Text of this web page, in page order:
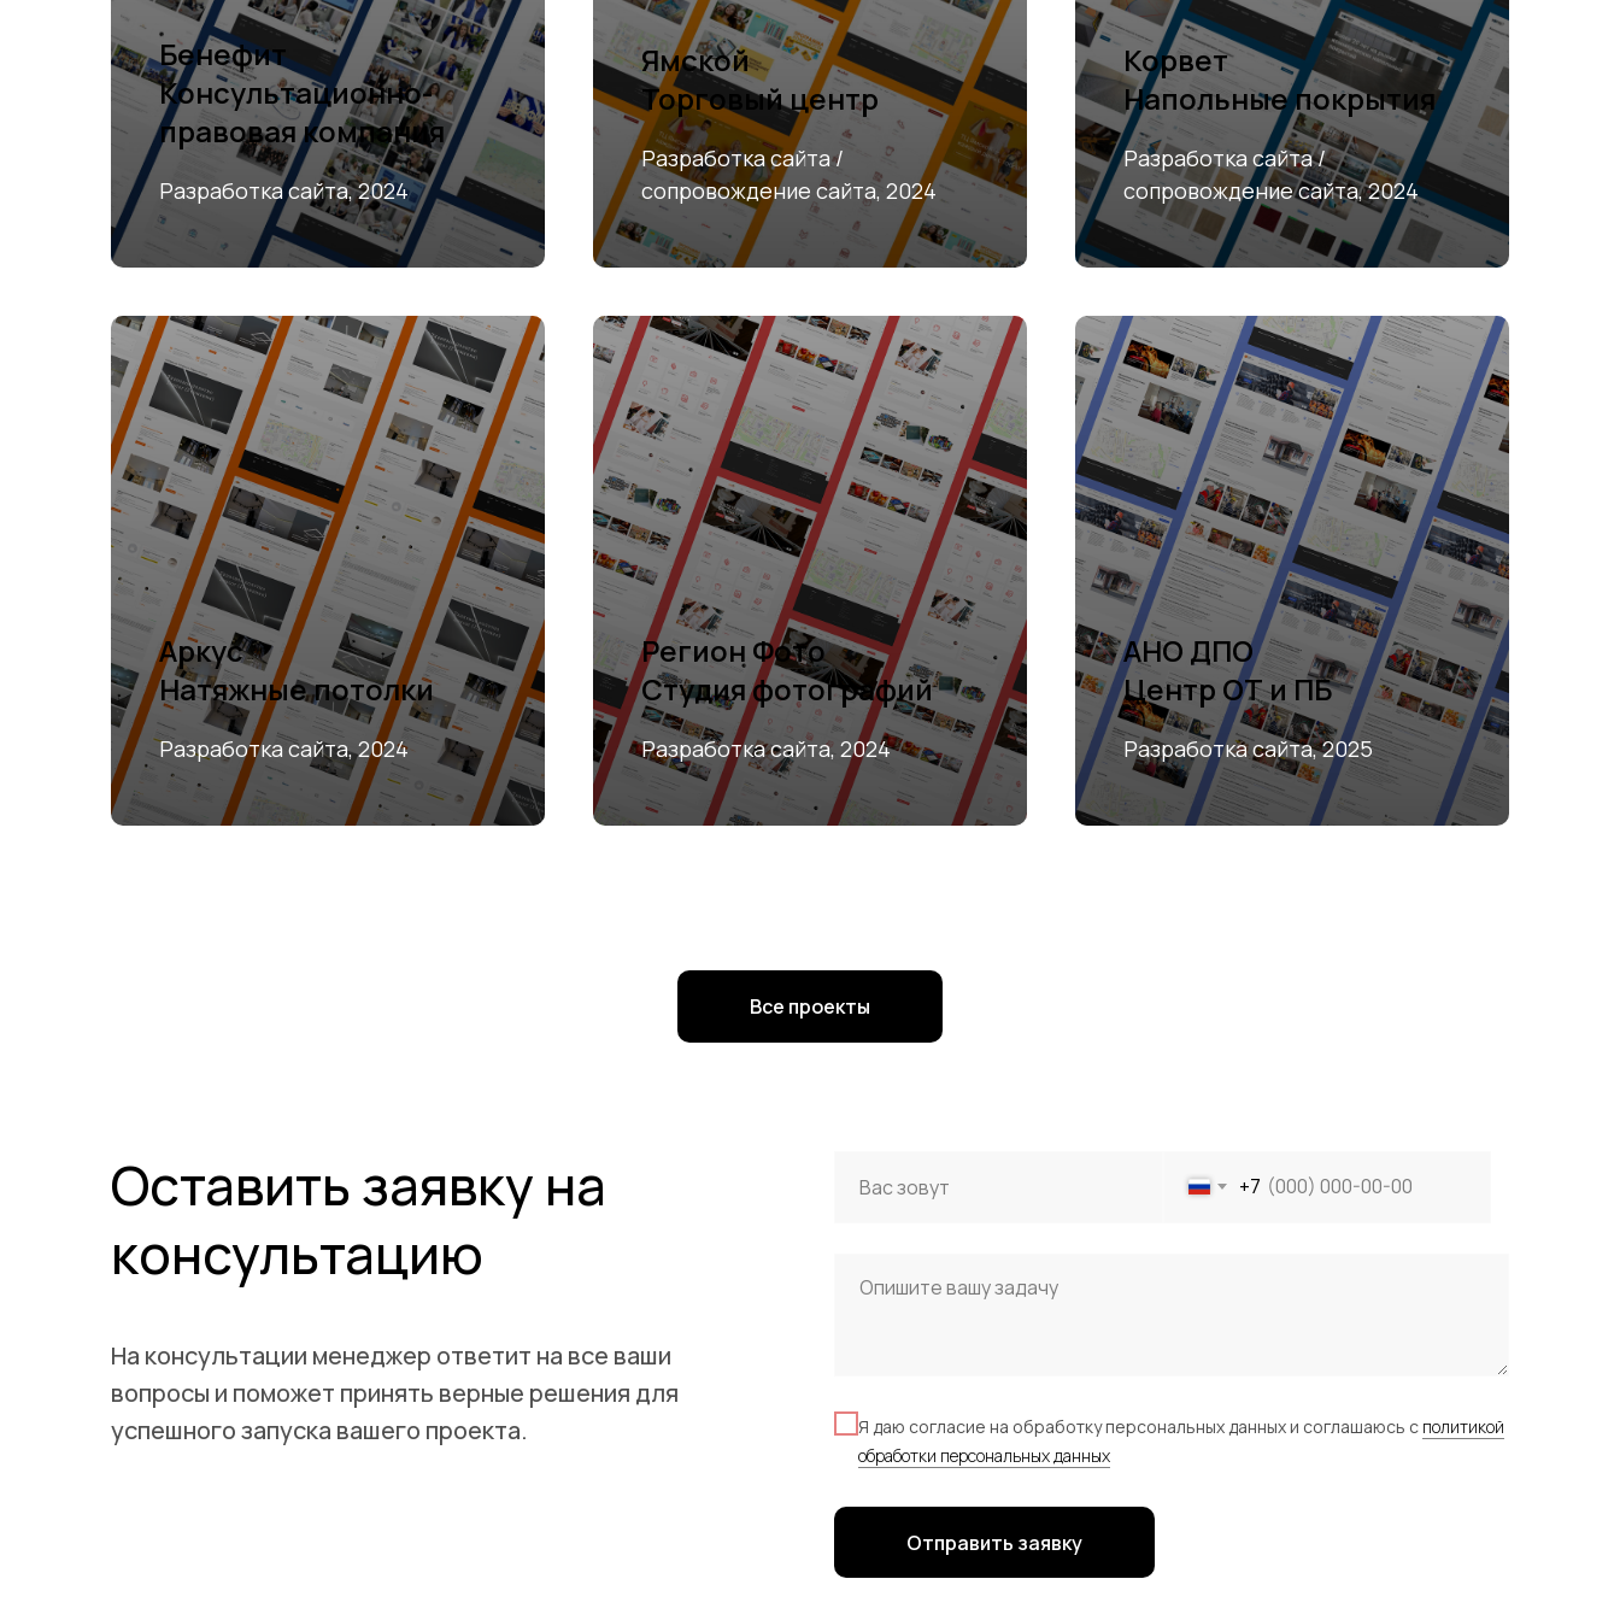
Бенефит
Консультационно-
правовая компания
Разработка сайта, 2024
Ямской
Торговый центр
Разработка сайта /
сопровождение сайта, 2024
Корвет
Напольные покрытия
Разработка сайта /
сопровождение сайта, 2024
Аркус
Натяжные потолки
Разработка сайта, 2024
Регион Фото
Студия фотографий
Разработка сайта, 2024
АНО ДПО
Центр ОТ и ПБ
Разработка сайта, 2025
Все проекты
Оставить заявку на
консультацию
На консультации менеджер ответит на все ваши
вопросы и поможет принять верные решения для
успешного запуска вашего проекта.
+7
Я даю согласие на обработку персональных данных и соглашаюсь c политикой
обработки персональных данных
Отправить заявку